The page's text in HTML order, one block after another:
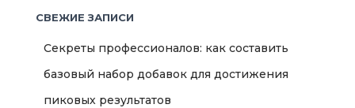
и
СВЕЖИЕ ЗАПИСИ
Секреты профессионалов: как составить
базовый набор добавок для достижения
пиковых результатов